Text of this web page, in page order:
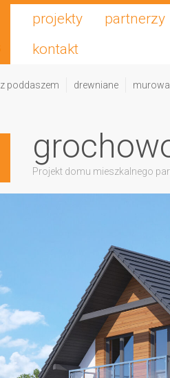
projekty partnerzy
kontakt
z poddaszem drewniane
Projekt domu mieszkalnego